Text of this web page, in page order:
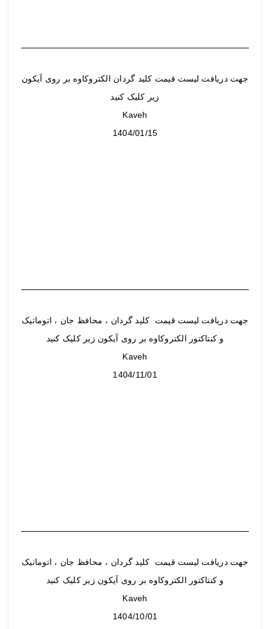
جهت دریافت لیست قیمت کلید گردان الکتروکاوه بر روی آیکون
زیر کلیک کنید
Kaveh
1404/01/15
جهت دریافت لیست قیمت کلید گردان ، محافظ جان ، اتوماتیک
و کنتاکتور الکتروکاوه بر روی آیکون زیر کلیک کنید
Kaveh
1404/11/01
جهت دریافت لیست قیمت کلید گردان ، محافظ جان ، اتوماتیک
و کنتاکتور الکتروکاوه بر روی آیکون زیر کلیک کنید
Kaveh
1404/10/01